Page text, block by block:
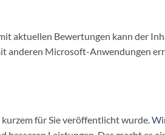
aktuellen Bewertungen kann der
anderen Microsoft-Anwendungen
für Sie veröffentlicht wurde.